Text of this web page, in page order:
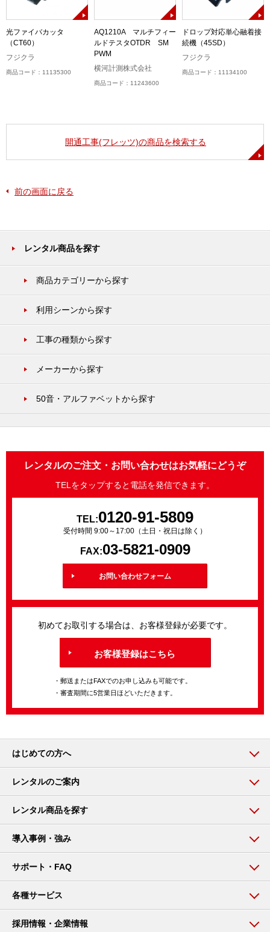
光ファイバカッタ
（CT60）
フジクラ
商品コード：11135300
AQ1210A マルチフィー
ルドテスタOTDR SM
PWM
横河計測株式会社
商品コード：11243600
ドロップ対応単心融着接
続機（45SD）
フジクラ
商品コード：11134100
開通工事(フレッツ)の商品を検索する
前の画面に戻る
レンタル商品を探す
商品カテゴリーから探す
利用シーンから探す
工事の種類から探す
メーカーから探す
50音・アルファベットから探す
レンタルのご注文・お問い合わせはお気軽にどうぞ
TELをタップすると電話を発信できます。
TEL:0120-91-5809
受付時間 9:00～17:00（土日・祝日は除く）
FAX:03-5821-0909
お問い合わせフォーム
初めてお取引する場合は、お客様登録が必要です。
お客様登録はこちら
・郵送またはFAXでのお申し込みも可能です。
・審査期間に5営業日ほどいただきます。
はじめての方へ
レンタルのご案内
レンタル商品を探す
導入事例・強み
サポート・FAQ
各種サービス
採用情報・企業情報